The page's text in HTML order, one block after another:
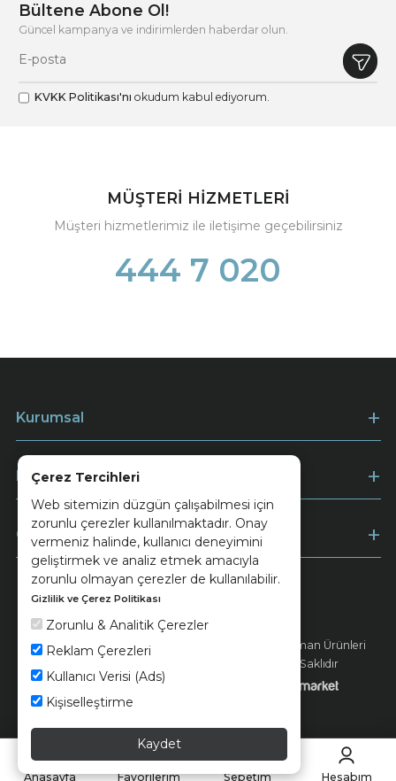
Çerez Tercihleri
Web sitemizin düzgün çalışabilmesi için
zorunlu çerezler kullanılmaktadır. Onay
vermeniz halinde, kullanıcı deneyimini
geliştirmek ve analiz etmek amacıyla
zorunlu olmayan çerezler de kullanılabilir.
Gizlilik ve Çerez Politikası
Zorunlu & Analitik Çerezler
Reklam Çerezleri
Kullanıcı Verisi (Ads)
Kişiselleştirme
Kaydet
Bültene Abone Ol!
Güncel kampanya ve indirimlerden haberdar olun.
KVKK Politikası'nı okudum kabul ediyorum.
MÜŞTERİ HİZMETLERİ
Müşteri hizmetlerimiz ile iletişime geçebilirsiniz
444 7 020
Kurumsal
Müşteri Hizmetleri
Ödeme
© 2026 Ünsa Madencilik Turizm Enerji Seramik Orman Ürünleri
Elektrik Üretim San. ve Tic. A.Ş. - Tüm Hakları Saklıdır
Anasayfa Favorilerim Sepetim Hesabım